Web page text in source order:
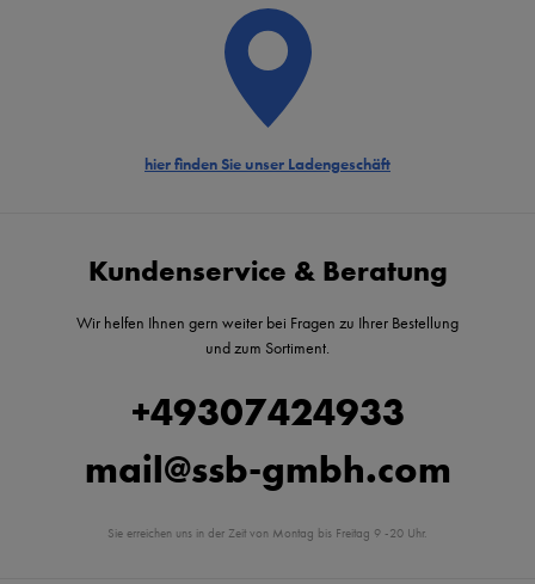
hier finden Sie unser Ladengeschäft
Kundenservice & Beratung
Wir helfen Ihnen gern weiter bei Fragen zu Ihrer Bestellung
und zum Sortiment.
+49307424933
mail@ssb-gmbh.com
Sie erreichen uns in der Zeit von Montag bis Freitag 9 -20 Uhr.